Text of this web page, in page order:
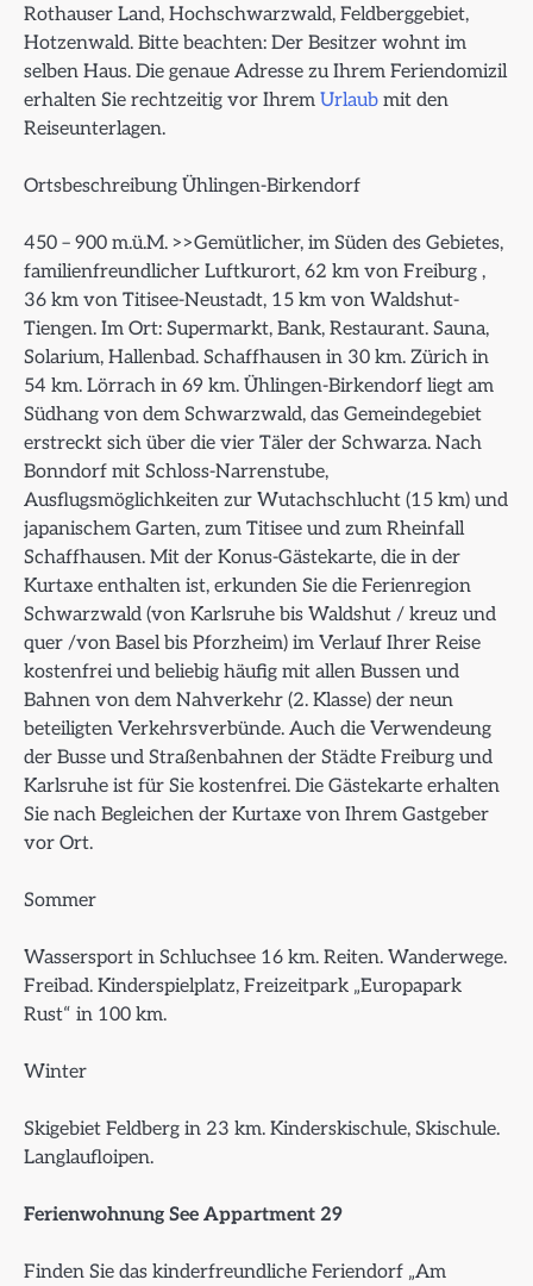
Rothauser Land, Hochschwarzwald, Feldberggebiet,
Hotzenwald. Bitte beachten: Der Besitzer wohnt im
selben Haus. Die genaue Adresse zu Ihrem Feriendomizil
erhalten Sie rechtzeitig vor Ihrem Urlaub mit den
Reiseunterlagen.
Ortsbeschreibung Ühlingen-Birkendorf
450 – 900 m.ü.M. >>Gemütlicher, im Süden des Gebietes,
familienfreundlicher Luftkurort, 62 km von Freiburg ,
36 km von Titisee-Neustadt, 15 km von Waldshut-
Tiengen. Im Ort: Supermarkt, Bank, Restaurant. Sauna,
Solarium, Hallenbad. Schaffhausen in 30 km. Zürich in
54 km. Lörrach in 69 km. Ühlingen-Birkendorf liegt am
Südhang von dem Schwarzwald, das Gemeindegebiet
erstreckt sich über die vier Täler der Schwarza. Nach
Bonndorf mit Schloss-Narrenstube,
Ausflugsmöglichkeiten zur Wutachschlucht (15 km) und
japanischem Garten, zum Titisee und zum Rheinfall
Schaffhausen. Mit der Konus-Gästekarte, die in der
Kurtaxe enthalten ist, erkunden Sie die Ferienregion
Schwarzwald (von Karlsruhe bis Waldshut / kreuz und
quer /von Basel bis Pforzheim) im Verlauf Ihrer Reise
kostenfrei und beliebig häufig mit allen Bussen und
Bahnen von dem Nahverkehr (2. Klasse) der neun
beteiligten Verkehrsverbünde. Auch die Verwendeung
der Busse und Straßenbahnen der Städte Freiburg und
Karlsruhe ist für Sie kostenfrei. Die Gästekarte erhalten
Sie nach Begleichen der Kurtaxe von Ihrem Gastgeber
vor Ort.
Sommer
Wassersport in Schluchsee 16 km. Reiten. Wanderwege.
Freibad. Kinderspielplatz, Freizeitpark „Europapark
Rust“ in 100 km.
Winter
Skigebiet Feldberg in 23 km. Kinderskischule, Skischule.
Langlaufloipen.
Ferienwohnung See Appartment 29
Finden Sie das kinderfreundliche Feriendorf „Am